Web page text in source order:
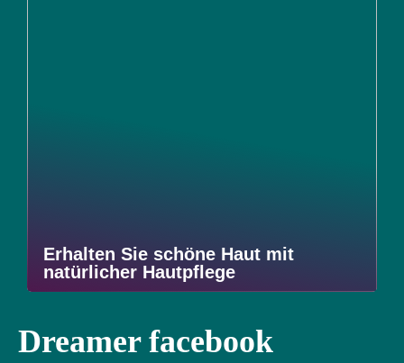
Erhalten Sie schöne Haut mit
natürlicher Hautpflege
Dreamer facebook